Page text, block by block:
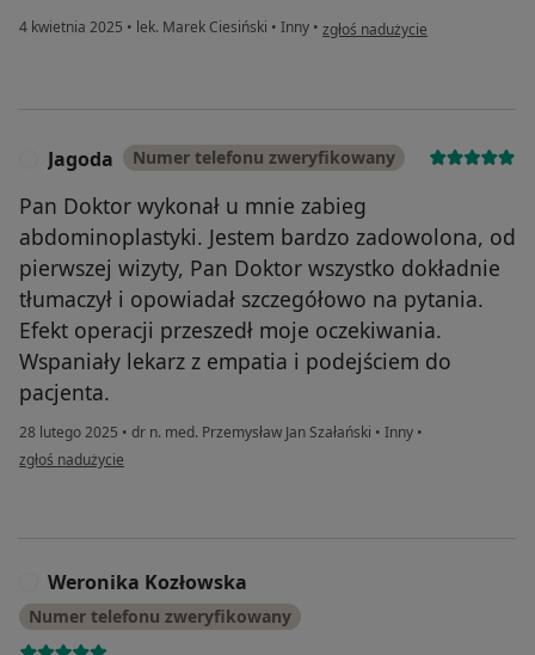
4 kwietnia 2025 • lek. Marek Ciesiński • Inny • w opinii użytkownika KK
zgłoś nadużycie
Jagoda Numer telefonu zweryfikowany
Pan Doktor wykonał u mnie zabieg
abdominoplastyki. Jestem bardzo zadowolona, od
pierwszej wizyty, Pan Doktor wszystko dokładnie
tłumaczył i opowiadał szczegółowo na pytania.
Efekt operacji przeszedł moje oczekiwania.
Wspaniały lekarz z empatia i podejściem do
pacjenta.
28 lutego 2025 • dr n. med. Przemysław Jan Szałański • Inny •
w opinii użytkownika Jagoda
zgłoś nadużycie
Weronika Kozłowska
Numer telefonu zweryfikowany